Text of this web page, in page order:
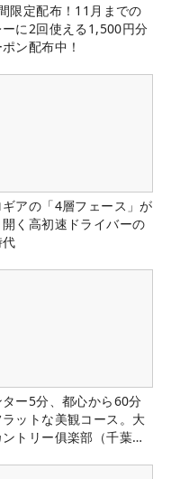
限定配布！11月までの
ーに2回使える1,500円分
ン配布中！
ギアの「4層フェース」が
く高初速ドライバーの
ター5分、都心から60分
ットな美観コース。大
トリー俱楽部（千葉